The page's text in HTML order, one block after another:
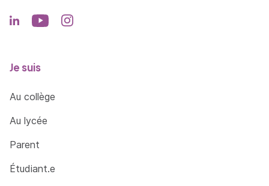
Je suis
Au collège
Au lycée
Parent
Étudiant.e